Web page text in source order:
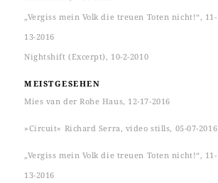
„Vergiss mein Volk die treuen Toten nicht!“, 11-
13-2016
Nightshift (Excerpt), 10-2-2010
MEISTGESEHEN
Mies van der Rohe Haus, 12-17-2016
»Circuit« Richard Serra, video stills, 05-07-2016
„Vergiss mein Volk die treuen Toten nicht!“, 11-
13-2016